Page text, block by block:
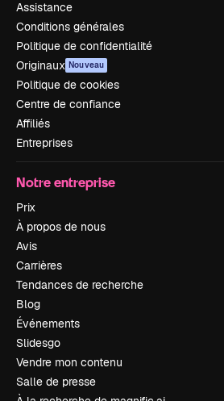
Assistance
Conditions générales
Politique de confidentialité
Originaux Nouveau
Politique de cookies
Centre de confiance
Affiliés
Entreprises
Notre entreprise
Prix
À propos de nous
Avis
Carrières
Tendances de recherche
Blog
Événements
Slidesgo
Vendre mon contenu
Salle de presse